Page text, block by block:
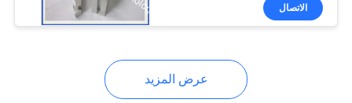
الاتصال
عرض المزيد